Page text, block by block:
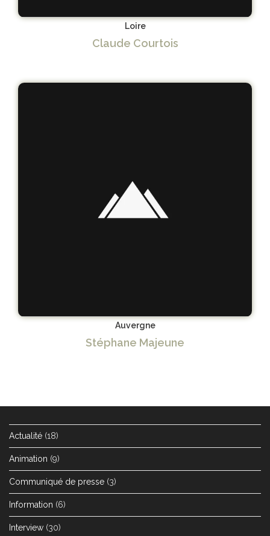
Loire
Claude Courtois
Auvergne
Stéphane Majeune
Actualité (18)
Animation (9)
Communiqué de presse (3)
Information (6)
Interview (30)